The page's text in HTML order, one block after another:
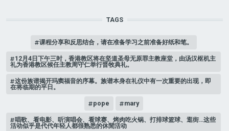
TAGS
课程分享和反思结合，请在准备学习之前准备好纸和笔。
12月4日下午三时，香港教区将在坚道圣母无原罪主教座堂，由汤汉枢机主
礼为香港教区候任主教周守仁举行晋牧典礼。
这份族谱揭开玛窦福音的序幕。族谱本身在礼仪中有一次重要的出现，即
在将临期的平日。
pope mary
唱歌、看电影、听演唱会、看球赛、烤肉吃火锅、打排球篮球、逛街…这些
活动似乎是代代年轻人都很熟悉的休閒活动